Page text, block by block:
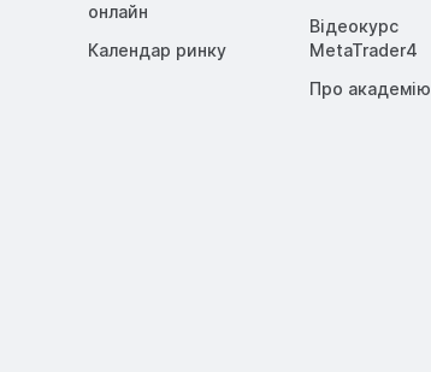
онлайн
Календар ринку
Відеокурс
MetaTrader4
Про академію